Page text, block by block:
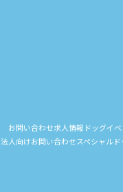
お問い合わせ求人情報 ドッグイ
法人向けお問い合わせスペシャル